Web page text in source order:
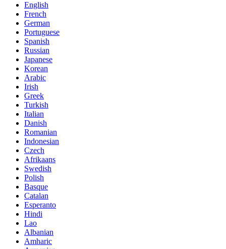
English
French
German
Portuguese
Spanish
Russian
Japanese
Korean
Arabic
Irish
Greek
Turkish
Italian
Danish
Romanian
Indonesian
Czech
Afrikaans
Swedish
Polish
Basque
Catalan
Esperanto
Hindi
Lao
Albanian
Amharic